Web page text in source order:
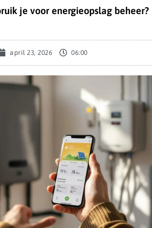
je voor energieopslag beheer?
april 23, 2026 06:00